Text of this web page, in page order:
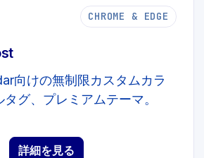
CHROME & EDGE
向けの無制限カスタムカラ
グ、プレミアムテーマ。
詳細を見る